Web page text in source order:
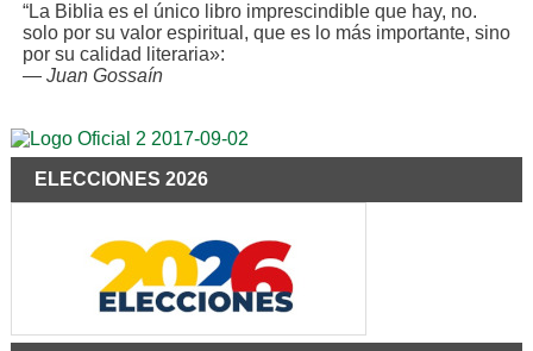
“La Biblia es el único libro imprescindible que hay, no.
solo por su valor espiritual, que es lo más importante, sino
por su calidad literaria»:
— Juan Gossaín
ELECCIONES 2026